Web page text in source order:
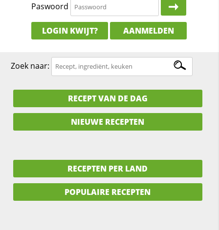
Paswoord
LOGIN KWIJT? AANMELDEN
Zoek naar:
RECEPT VAN DE DAG
NIEUWE RECEPTEN
RECEPTEN PER LAND
POPULAIRE RECEPTEN